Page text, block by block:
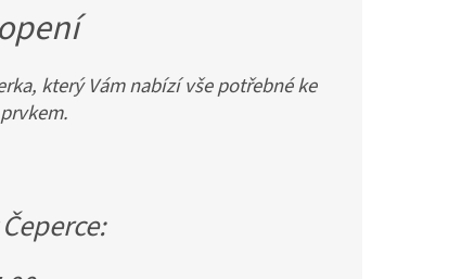
který Vám nabízí vše potřebné ke